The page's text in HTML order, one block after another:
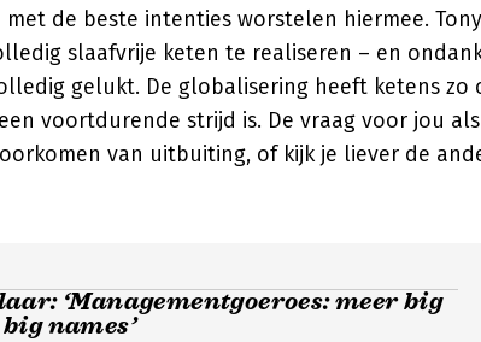
met de beste intenties worstelen hiermee.
slaafvrije keten te realiseren – en
gelukt. De globalisering heeft ketens zo
voortdurende strijd is. De vraag voor jou
van uitbuiting, of kijk je liever de
‘Managementgoeroes: meer big
names’